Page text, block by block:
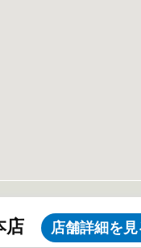
店 店舗詳細を見